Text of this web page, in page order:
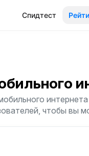
Спидтест
чтобы вы